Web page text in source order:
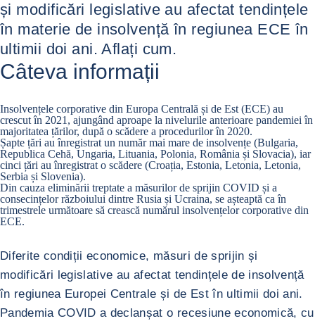
și modificări legislative au afectat tendințele
în materie de insolvență în regiunea ECE în
ultimii doi ani. Aflați cum.
Câteva informații
Insolvențele corporative din Europa Centrală și de Est (ECE) au
crescut în 2021, ajungând aproape la nivelurile anterioare pandemiei în
majoritatea țărilor, după o scădere a procedurilor în 2020.
Șapte țări au înregistrat un număr mai mare de insolvențe (Bulgaria,
Republica Cehă, Ungaria, Lituania, Polonia, România și Slovacia), iar
cinci țări au înregistrat o scădere (Croația, Estonia, Letonia, Letonia,
Serbia și Slovenia).
Din cauza eliminării treptate a măsurilor de sprijin COVID și a
consecințelor războiului dintre Rusia și Ucraina, se așteaptă ca în
trimestrele următoare să crească numărul insolvențelor corporative din
ECE.
Diferite condiții economice, măsuri de sprijin și
modificări legislative au afectat tendințele de insolvență
în regiunea Europei Centrale și de Est în ultimii doi ani.
Pandemia COVID a declanșat o recesiune economică, cu